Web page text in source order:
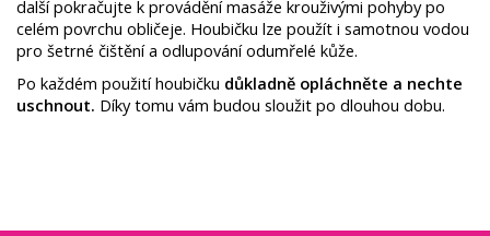
další pokračujte k provádění masáže krouživými pohyby po
celém povrchu obličeje. Houbičku lze použít i samotnou vodou
pro šetrné čištění a odlupování odumřelé kůže.
Po každém použití houbičku důkladně opláchněte a nechte
uschnout. Díky tomu vám budou sloužit po dlouhou dobu.